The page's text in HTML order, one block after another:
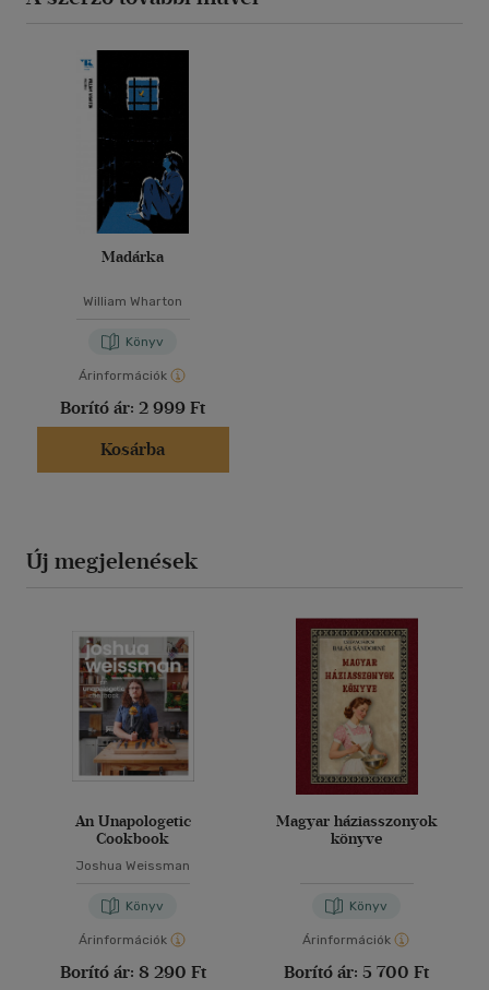
Madárka
William Wharton
Könyv
Árinformációk
Borító ár: 2 999 Ft
Kosárba
Új megjelenések
An Unapologetic
Cookbook
Joshua Weissman
Könyv
Árinformációk
Borító ár: 8 290 Ft
Magyar háziasszonyok
könyve
Könyv
Árinformációk
Borító ár: 5 700 Ft